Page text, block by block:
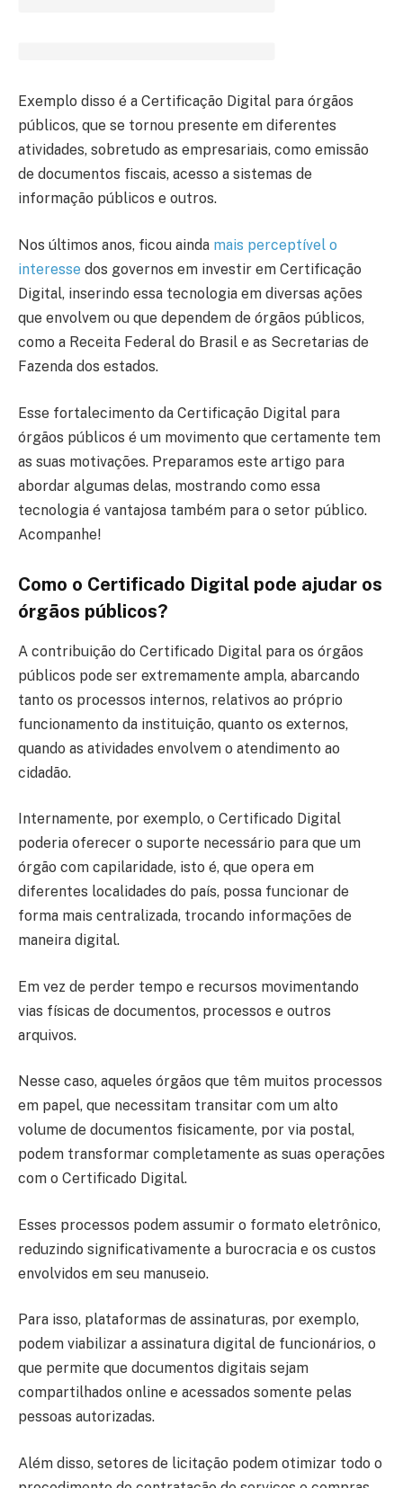
Exemplo disso é a Certificação Digital para órgãos
públicos, que se tornou presente em diferentes
atividades, sobretudo as empresariais, como emissão
de documentos fiscais, acesso a sistemas de
informação públicos e outros.
Nos últimos anos, ficou ainda mais perceptível o
interesse dos governos em investir em Certificação
Digital, inserindo essa tecnologia em diversas ações
que envolvem ou que dependem de órgãos públicos,
como a Receita Federal do Brasil e as Secretarias de
Fazenda dos estados.
Esse fortalecimento da Certificação Digital para
órgãos públicos é um movimento que certamente tem
as suas motivações. Preparamos este artigo para
abordar algumas delas, mostrando como essa
tecnologia é vantajosa também para o setor público.
Acompanhe!
Como o Certificado Digital pode ajudar os
órgãos públicos?
A contribuição do Certificado Digital para os órgãos
públicos pode ser extremamente ampla, abarcando
tanto os processos internos, relativos ao próprio
funcionamento da instituição, quanto os externos,
quando as atividades envolvem o atendimento ao
cidadão.
Internamente, por exemplo, o Certificado Digital
poderia oferecer o suporte necessário para que um
órgão com capilaridade, isto é, que opera em
diferentes localidades do país, possa funcionar de
forma mais centralizada, trocando informações de
maneira digital.
Em vez de perder tempo e recursos movimentando
vias físicas de documentos, processos e outros
arquivos.
Nesse caso, aqueles órgãos que têm muitos processos
em papel, que necessitam transitar com um alto
volume de documentos fisicamente, por via postal,
podem transformar completamente as suas operações
com o Certificado Digital.
Esses processos podem assumir o formato eletrônico,
reduzindo significativamente a burocracia e os custos
envolvidos em seu manuseio.
Para isso, plataformas de assinaturas, por exemplo,
podem viabilizar a assinatura digital de funcionários, o
que permite que documentos digitais sejam
compartilhados online e acessados somente pelas
pessoas autorizadas.
Além disso, setores de licitação podem otimizar todo o